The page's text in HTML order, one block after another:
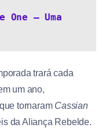
– Uma
trará cada
um ano,
tornaram Cassian
da Aliança Rebelde.